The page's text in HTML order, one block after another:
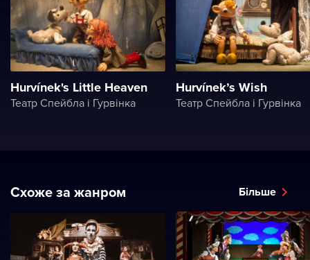
Hurvínek's Little Heaven
Театр Спейбла і Гурвінка
Hurvínek’s Wish
Театр Спейбла і Гурвінка
Схоже за жанром Більше